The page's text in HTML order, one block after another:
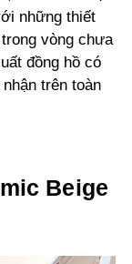
những thiết
vòng chưa
đồng hồ có
trên toàn
Beige